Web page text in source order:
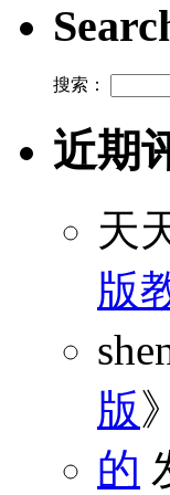
搜索：
近期
天
版
版》
的